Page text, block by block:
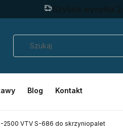
Szybka wysyłka
Blog Kontakt
2500 VTV S-686 do skrzyniopalet